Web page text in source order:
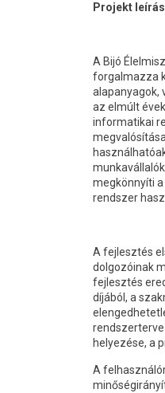
Projekt
A Bijó
forgalmazza
alapanyagok,
az elmúlt
informatikai
megkönnyíti
rendszer
A fejlesztés
dolgozóinak
fejlesztés
díjából, a
helyezése, a
A